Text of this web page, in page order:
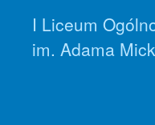
I Liceum
im. Adama